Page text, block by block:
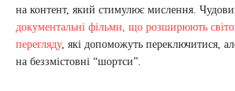
на контент, який стимулює мислення.
документальні фільми, що розширюють
перегляду, які допоможуть переключитися,
на беззмістовні “шортси”.